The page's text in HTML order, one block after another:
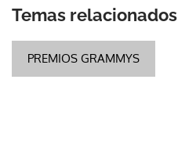
Temas relacionados
PREMIOS GRAMMYS